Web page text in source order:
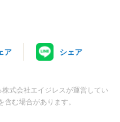
ア シェア
式会社エイジレスが運営してい
む場合があります。